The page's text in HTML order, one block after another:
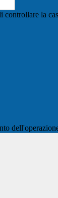
controllare la